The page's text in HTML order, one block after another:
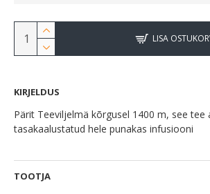
LISA
KIRJELDUS
Pärit Teeviljelmä kõrgusel 1400 m, see tee
tasakaalustatud hele punakas infusiooni
TOOTJA